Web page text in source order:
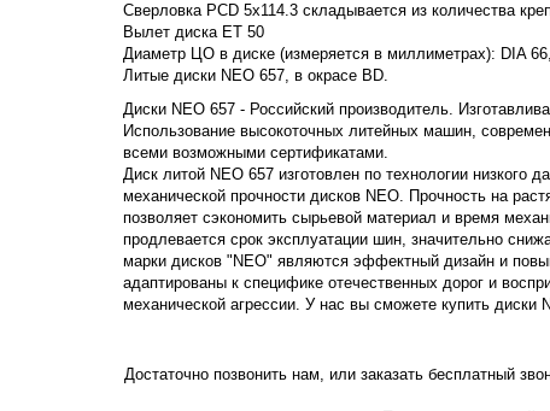
Сверловка PCD 5x114.3 складывается из количества
Вылет диска ET 50
Диаметр ЦО в диске (измеряется в миллиметрах): DIA
Литые диски NEO 657, в окрасе BD.
Диски NEO 657 - Российский производитель.
Использование высокоточных литейных машин,
всеми возможными сертификатами.
Диск литой NEO 657 изготовлен по технологии низкого
механической прочности дисков NEO. Прочность на
позволяет сэкономить сырьевой материал и время
продлевается срок эксплуатации шин, значительно
марки дисков "NEO" являются эффектный дизайн и
адаптированы к специфике отечественных дорог и
механической агрессии. У нас вы сможете купить
Достаточно позвонить нам, или заказать бесплатный